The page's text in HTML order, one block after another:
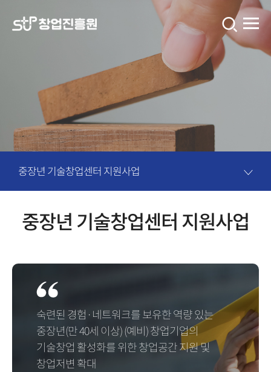
중장년 기술창업센터 지원사업
중장년 기술창업센터 지원사업
숙련된 경험·네트워크를 보유한 역량 있는
중장년(만 40세 이상) (예비) 창업기업의
기술창업 활성화를 위한 창업공간 지원 및
창업저변 확대